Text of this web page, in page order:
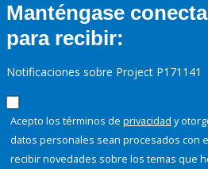
Manténgase
para recibir:
Notificaciones sobre Project P171141
Acepto los términos de privacidad y
datos personales sean procesados con
recibir novedades sobre los temas que